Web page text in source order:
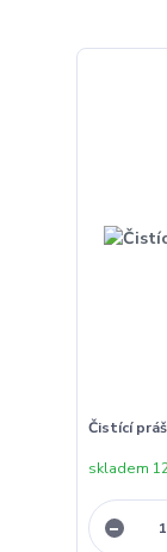
Čistící
skladem